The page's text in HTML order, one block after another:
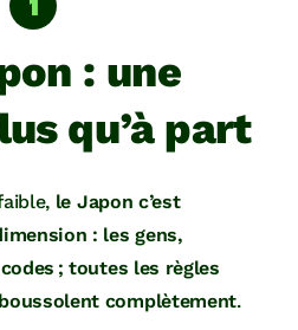
: une
qu’à part
le Japon c’est
: les gens,
; toutes les règles
complètement.